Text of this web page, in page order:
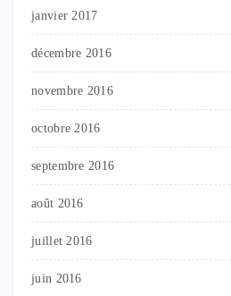
janvier 2017
décembre 2016
novembre 2016
octobre 2016
septembre 2016
août 2016
juillet 2016
juin 2016